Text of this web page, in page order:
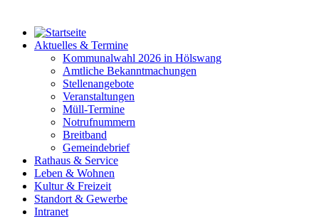
Aktuelles & Termine
Kommunalwahl 2026 in Hölswang
Amtliche Bekanntmachungen
Stellenangebote
Veranstaltungen
Müll-Termine
Notrufnummern
Breitband
Gemeindebrief
Rathaus & Service
Leben & Wohnen
Kultur & Freizeit
Standort & Gewerbe
Intranet